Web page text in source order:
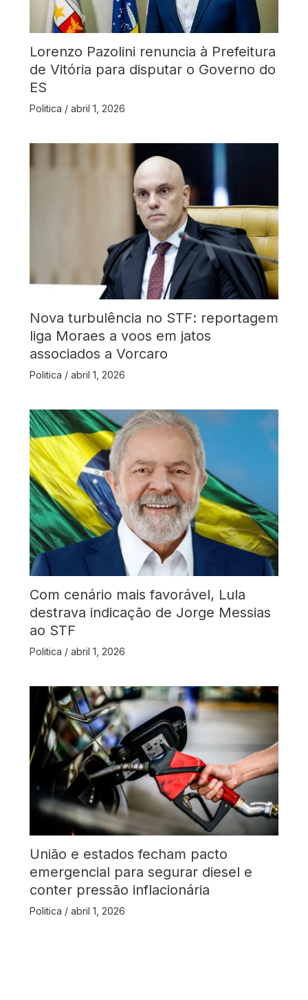
Lorenzo Pazolini renuncia à Prefeitura
de Vitória para disputar o Governo do
ES
Politica / abril 1, 2026
Nova turbulência no STF: reportagem
liga Moraes a voos em jatos
associados a Vorcaro
Politica / abril 1, 2026
Com cenário mais favorável, Lula
destrava indicação de Jorge Messias
ao STF
Politica / abril 1, 2026
União e estados fecham pacto
emergencial para segurar diesel e
conter pressão inflacionária
Politica / abril 1, 2026